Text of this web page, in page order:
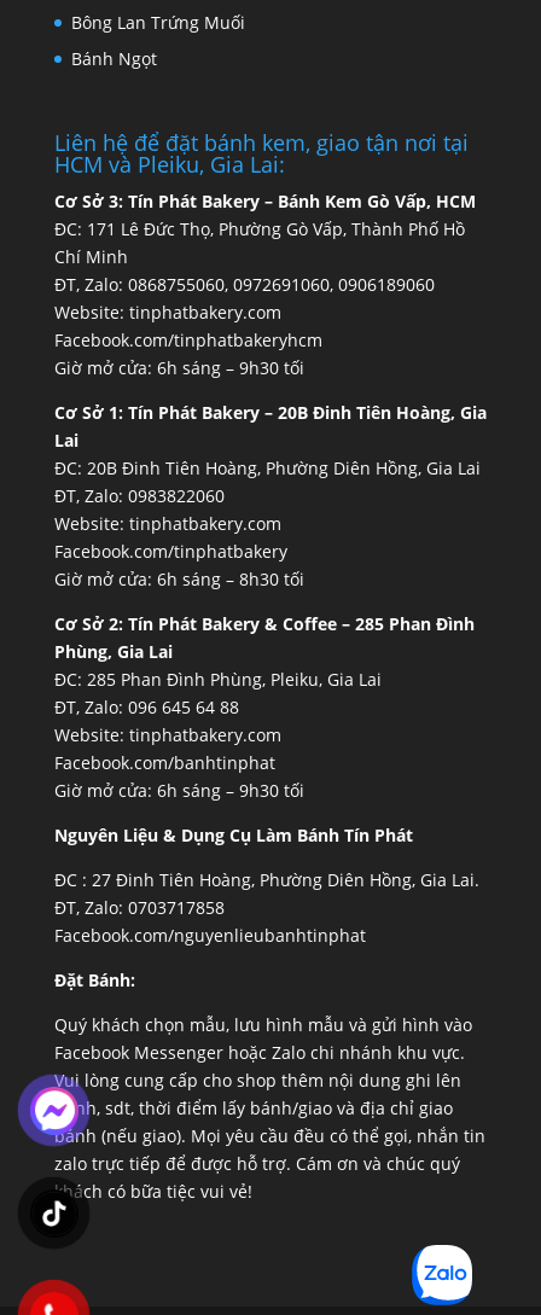
Bông Lan Trứng Muối
Bánh Ngọt
Liên hệ để đặt bánh kem, giao tận nơi tại
HCM và Pleiku, Gia Lai:
Cơ Sở 3: Tín Phát Bakery – Bánh Kem Gò Vấp, HCM
ĐC: 171 Lê Đức Thọ, Phường Gò Vấp, Thành Phố Hồ
Chí Minh
ĐT, Zalo: 0868755060, 0972691060, 0906189060
Website: tinphatbakery.com
Facebook.com/tinphatbakeryhcm
Giờ mở cửa: 6h sáng – 9h30 tối
Cơ Sở 1: Tín Phát Bakery – 20B Đinh Tiên Hoàng, Gia
Lai
ĐC: 20B Đinh Tiên Hoàng, Phường Diên Hồng, Gia Lai
ĐT, Zalo: 0983822060
Website: tinphatbakery.com
Facebook.com/tinphatbakery
Giờ mở cửa: 6h sáng – 8h30 tối
Cơ Sở 2: Tín Phát Bakery & Coffee – 285 Phan Đình
Phùng, Gia Lai
ĐC: 285 Phan Đình Phùng, Pleiku, Gia Lai
ĐT, Zalo: 096 645 64 88
Website: tinphatbakery.com
Facebook.com/banhtinphat
Giờ mở cửa: 6h sáng – 9h30 tối
Nguyên Liệu & Dụng Cụ Làm Bánh Tín Phát
ĐC : 27 Đinh Tiên Hoàng, Phường Diên Hồng, Gia Lai.
ĐT, Zalo: 0703717858
Facebook.com/nguyenlieubanhtinphat
Đặt Bánh:
Quý khách chọn mẫu, lưu hình mẫu và gửi hình vào
Facebook Messenger hoặc Zalo chi nhánh khu vực.
Vui lòng cung cấp cho shop thêm nội dung ghi lên
bánh, sdt, thời điểm lấy bánh/giao và địa chỉ giao
bánh (nếu giao). Mọi yêu cầu đều có thể gọi, nhắn tin
zalo trực tiếp để được hỗ trợ. Cám ơn và chúc quý
khách có bữa tiệc vui vẻ!